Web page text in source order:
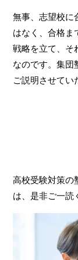
無事、志望校に
はなく、合格ま
戦略を立て、そ
なのです。集団
ご説明させてい
高校受験対策の
は、是非ご一読